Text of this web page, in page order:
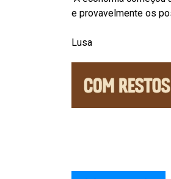
e provavelmente os
Lusa